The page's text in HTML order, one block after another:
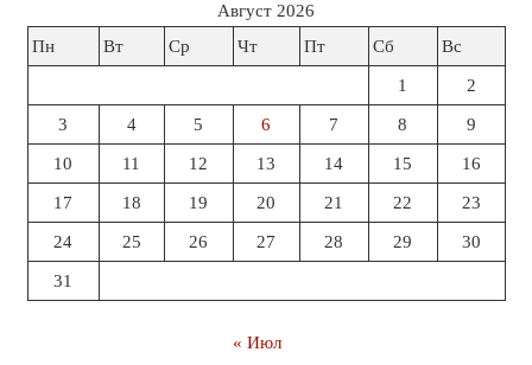
Август 2026
Пн
Вт Ср Чт Пт Сб Вс
1 2
3 4 5 6 7 8 9
10 11 12 13 14 15 16
17 18 19 20 21 22 23
24 25 26 27 28 29 30
31
« Июл